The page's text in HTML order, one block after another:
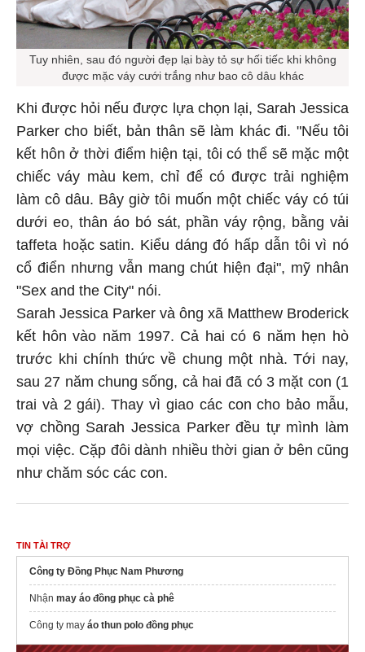
Tuy nhiên, sau đó người đẹp lại bày tỏ sự hối tiếc khi không
được mặc váy cưới trắng như bao cô dâu khác
Khi được hỏi nếu được lựa chọn lại, Sarah Jessica
Parker cho biết, bản thân sẽ làm khác đi. "Nếu tôi
kết hôn ở thời điểm hiện tại, tôi có thể sẽ mặc một
chiếc váy màu kem, chỉ để có được trải nghiệm
làm cô dâu. Bây giờ tôi muốn một chiếc váy có túi
dưới eo, thân áo bó sát, phần váy rộng, bằng vải
taffeta hoặc satin. Kiểu dáng đó hấp dẫn tôi vì nó
cổ điển nhưng vẫn mang chút hiện đại", mỹ nhân
"Sex and the City" nói.
Sarah Jessica Parker và ông xã Matthew Broderick
kết hôn vào năm 1997. Cả hai có 6 năm hẹn hò
trước khi chính thức về chung một nhà. Tới nay,
sau 27 năm chung sống, cả hai đã có 3 mặt con (1
trai và 2 gái). Thay vì giao các con cho bảo mẫu,
vợ chồng Sarah Jessica Parker đều tự mình làm
mọi việc. Cặp đôi dành nhiều thời gian ở bên cũng
như chăm sóc các con.
TIN TÀI TRỢ
Công ty Đồng Phục Nam Phương
Nhận may áo đồng phục cà phê
Công ty may áo thun polo đồng phục